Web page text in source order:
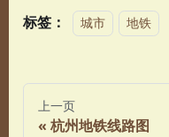
标签： 城市 地铁
上一页
杭州地铁线路图